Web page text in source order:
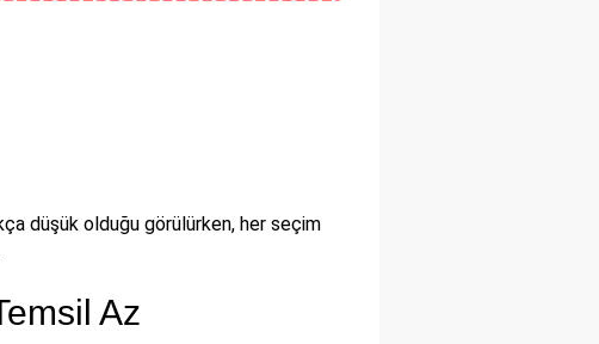
düşük olduğu görülürken, her seçim
Az